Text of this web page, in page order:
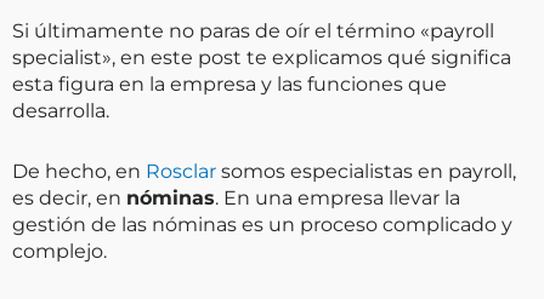
Si últimamente no paras de oír el término «payroll
specialist», en este post te explicamos qué significa
esta figura en la empresa y las funciones que
desarrolla.
De hecho, en Rosclar somos especialistas en payroll,
es decir, en nóminas. En una empresa llevar la
gestión de las nóminas es un proceso complicado y
complejo.